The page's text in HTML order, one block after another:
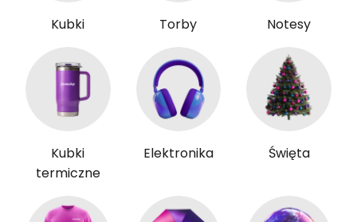
Kubki Torby Notesy
Kubki
termiczne
Elektronika Święta